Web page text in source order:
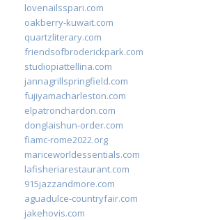
lovenailsspari.com
oakberry-kuwait.com
quartzliterary.com
friendsofbroderickpark.com
studiopiattellina.com
jannagrillspringfield.com
fujiyamacharleston.com
elpatronchardon.com
donglaishun-order.com
fiamc-rome2022.org
mariceworldessentials.com
lafisheriarestaurant.com
915jazzandmore.com
aguadulce-countryfair.com
jakehovis.com